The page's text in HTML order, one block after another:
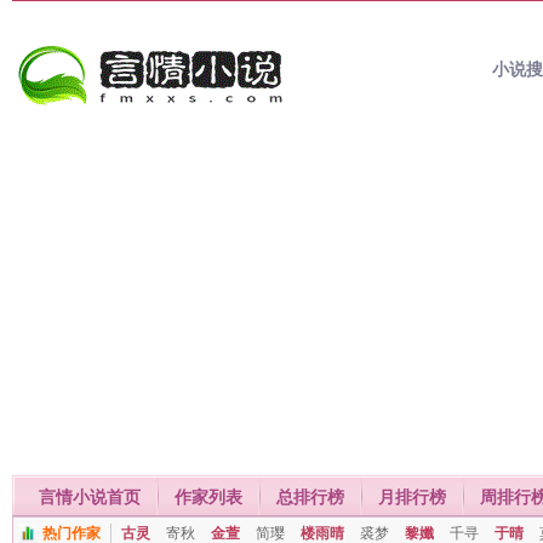
小说
言情小说首页 作家列表 总排行榜 月排行榜 周排行
热门作家 古灵 寄秋 金萱 简璎 楼雨晴 裘梦 黎孅 千寻 于晴